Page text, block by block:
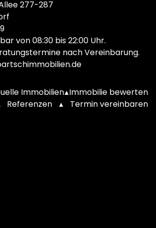
277-287
von 08:30 bis 22:00 Uhr.
nach Vereinbarung.
Immobilien▴Immobilie bewerten
Referenzen ▴ Termin vereinbaren